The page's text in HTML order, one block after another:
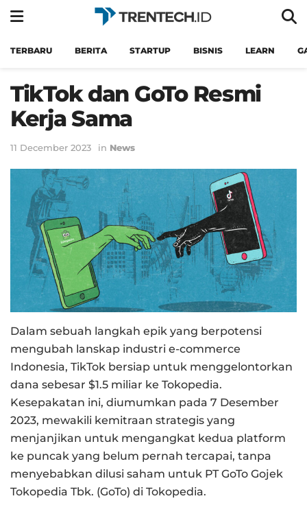
TERBARU BERITA STARTUP BISNIS LEARN
TikTok dan GoTo Resmi
Kerja Sama
11 December 2023 in News
Dalam sebuah langkah epik yang berpotensi
mengubah lanskap industri e-commerce
Indonesia, TikTok bersiap untuk menggelontorkan
dana sebesar $1.5 miliar ke Tokopedia.
Kesepakatan ini, diumumkan pada 7 Desember
2023, mewakili kemitraan strategis yang
menjanjikan untuk mengangkat kedua platform
ke puncak yang belum pernah tercapai, tanpa
menyebabkan dilusi saham untuk PT GoTo Gojek
Tokopedia Tbk. (GoTo) di Tokopedia.